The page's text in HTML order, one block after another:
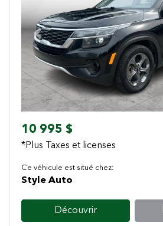
Previous
10 995 $
*Plus Taxes et licenses
Ce véhicule est situé chez:
Style Auto
Découvrir